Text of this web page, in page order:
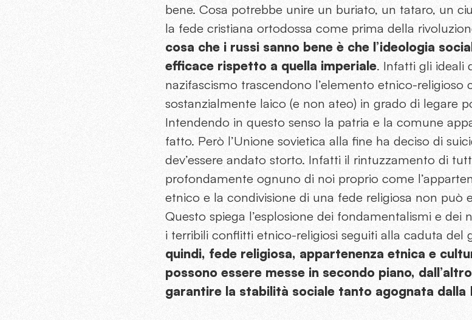
bene. Cosa potrebbe unire un buriato, un tataro, un
la fede cristiana ortodossa come prima della
cosa che i russi sanno bene è che l’ideologia
efficace rispetto a quella imperiale. Infatti gli ideali
nazifascismo trascendono l’elemento etnico-
sostanzialmente laico (e non ateo) in grado di legare
Intendendo in questo senso la patria e la comune
fatto. Però l’Unione sovietica alla fine ha deciso di
dev’essere andato storto. Infatti il rintuzzamento di
profondamente ognuno di noi proprio come
etnico e la condivisione di una fede religiosa non può
Questo spiega l’esplosione dei fondamentalismi e dei
i terribili conflitti etnico-religiosi seguiti alla caduta del
quindi, fede religiosa, appartenenza etnica e
possono essere messe in secondo piano,
garantire la stabilità sociale tanto agognata dalla